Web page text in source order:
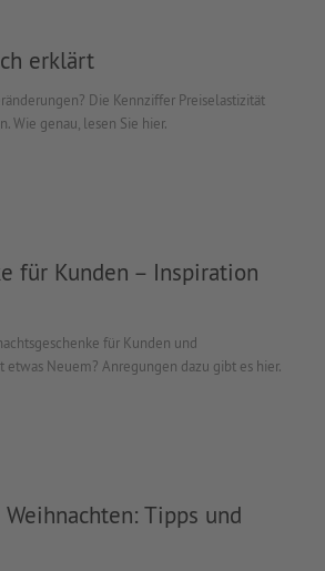
erklärt
Die Kennziffer Preiselastizität
Wie genau, lesen Sie hier.
für Kunden – Inspiration
für Kunden und
etwas Neuem? Anregungen dazu gibt es hier.
Tipps und